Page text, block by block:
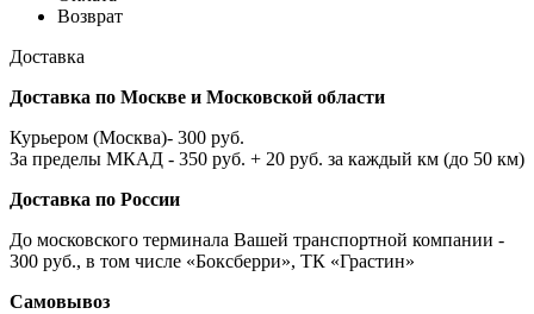
Возврат
Доставка
Доставка по Москве и Московской области
Курьером (Москва)- 300 руб.
За пределы МКАД - 350 руб. + 20 руб. за каждый км (до 50 км)
Доставка по России
До московского терминала Вашей транспортной компании -
300 руб., в том числе «Боксберри», ТК «Грастин»
Самовывоз